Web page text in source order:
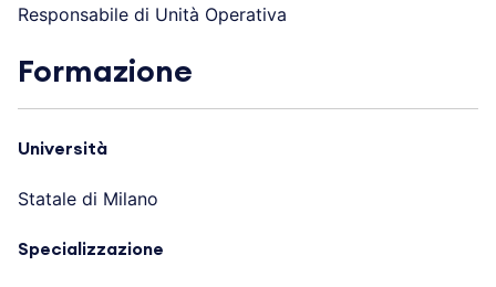
Responsabile di Unità Operativa
Formazione
Università
Statale di Milano
Specializzazione